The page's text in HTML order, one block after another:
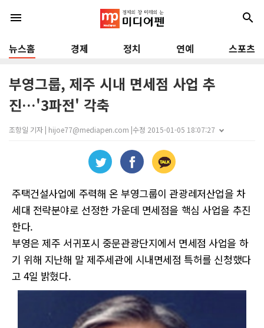
menu search
뉴스홈 경제 정치 연예 스포츠
부영그룹, 제주 시내 면세점 사업 추
진…'3파전' 각축
조항일 기자 | hijoe77@mediapen.com |수정 2015-01-05 18:07:27
주택건설사업에 주력해 온 부영그룹이 관광레저산업을 차
세대 전략분야로 선정한 가운데 면세점을 핵심 사업을 추진
한다.
부영은 제주 서귀포시 중문관광단지에서 면세점 사업을 하
기 위해 지난해 말 제주세관에 시내면세점 특허를 신청했다
고 4일 밝혔다.